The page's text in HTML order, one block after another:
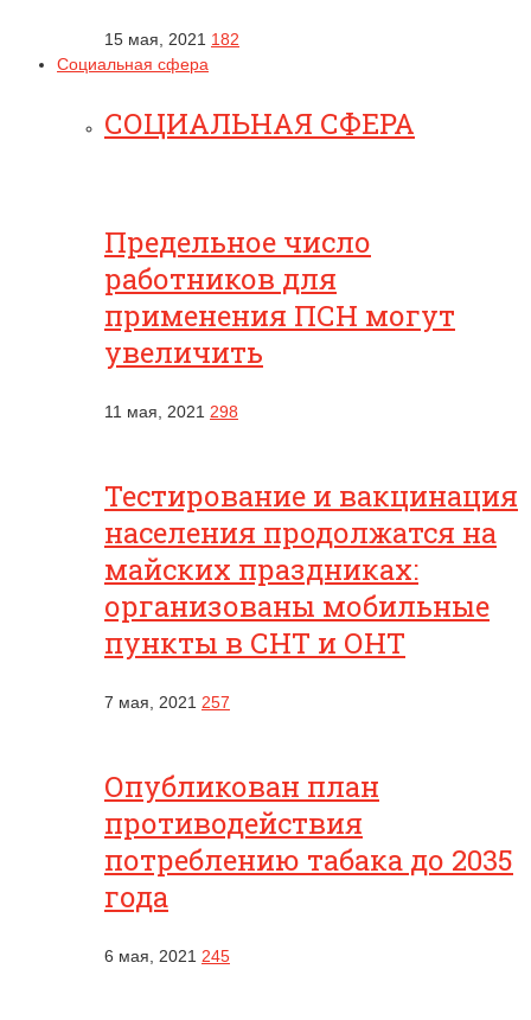
15 мая, 2021 182
Социальная сфера
СОЦИАЛЬНАЯ СФЕРА
Предельное число
работников для
применения ПСН могут
увеличить
11 мая, 2021 298
Тестирование и вакцинация
населения продолжатся на
майских праздниках:
организованы мобильные
пункты в СНТ и ОНТ
7 мая, 2021 257
Опубликован план
противодействия
потреблению табака до 2035
года
6 мая, 2021 245